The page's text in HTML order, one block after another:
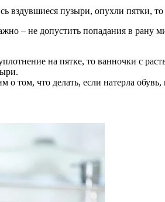
вздувшиеся пузыри, опухли пятки,
– не допустить попадания в рану
на пятке, то ванночки с
о том, что делать, если натерла